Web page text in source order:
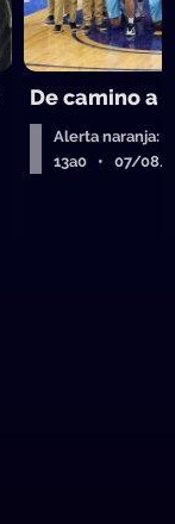
De camino a
Alerta naranja:
13a0 • 07/08/